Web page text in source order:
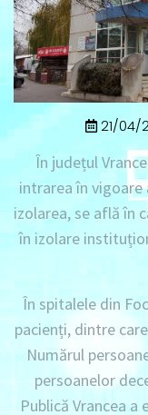
21/04/
În județul
intrarea în vigoare
izolarea, se află în
în izolare
În spitalele din
pacienți, dintre
Numărul
persoanelor
Publică Vrancea